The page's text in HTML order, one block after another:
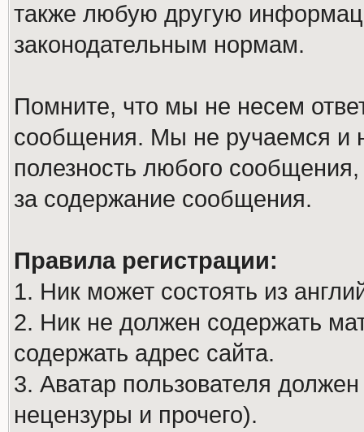
также любую другую
законодательным нормам.
Помните, что мы не несем
сообщения. Мы не ручаемся и
полезность любого
за содержание сообщения.
Правила регистрации:
1. Ник может состоять из
2. Ник не должен содержать
содержать адрес сайта.
3. Аватар пользователя
нецензуры и прочего).